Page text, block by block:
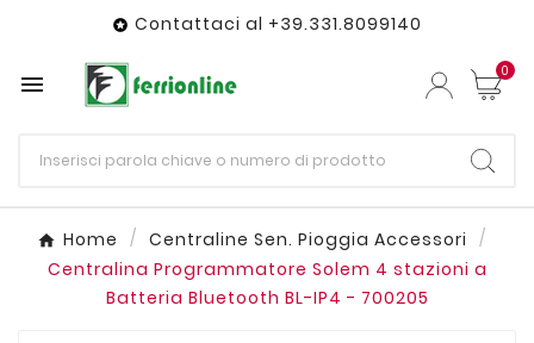
 Contattaci al +39.331.8099140
 0
Home
Centraline Sen. Pioggia Accessori
Centralina Programmatore Solem 4 stazioni a
Batteria Bluetooth BL-IP4 - 700205